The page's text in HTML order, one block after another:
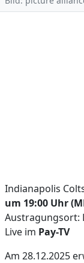
Indianapolis
um 19:00 Uhr
Austragungsort:
Live im Pay-TV
Am 28.12.2025